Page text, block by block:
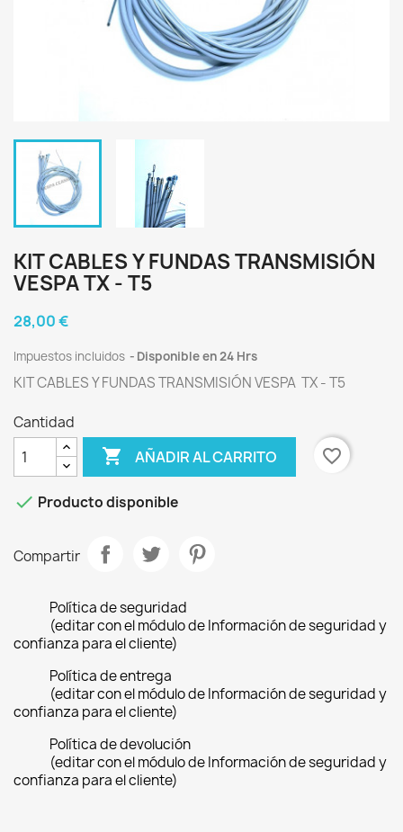
KIT CABLES Y FUNDAS TRANSMISIÓN
VESPA TX - T5
28,00 €
Impuestos incluidos Disponible en 24 Hrs
KIT CABLES Y FUNDAS TRANSMISIÓN VESPA TX - T5
Cantidad
 AÑADIR AL CARRITO favorite_border
 Producto disponible
Compartir
Política de seguridad
(editar con el módulo de Información de seguridad y
confianza para el cliente)
Política de entrega
(editar con el módulo de Información de seguridad y
confianza para el cliente)
Política de devolución
(editar con el módulo de Información de seguridad y
confianza para el cliente)